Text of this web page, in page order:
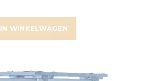
IN WINKELWAGEN